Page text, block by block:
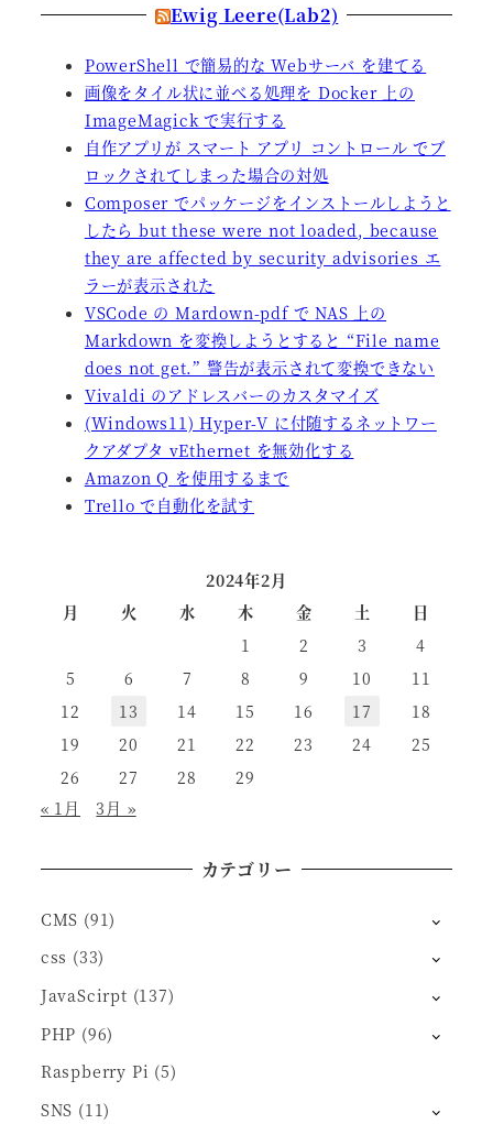
Ewig Leere(Lab2)
PowerShell で簡易的な Webサーバ を建てる
画像をタイル状に並べる処理を Docker 上の
ImageMagick で実行する
自作アプリが スマート アプリ コントロール でブ
ロックされてしまった場合の対処
Composer でパッケージをインストールしようと
したら but these were not loaded, because
they are affected by security advisories エ
ラーが表示された
VSCode の Mardown-pdf で NAS 上の
Markdown を変換しようとすると “File name
does not get.” 警告が表示されて変換できない
Vivaldi のアドレスバーのカスタマイズ
(Windows11) Hyper-V に付随するネットワー
クアダプタ vEthernet を無効化する
Amazon Q を使用するまで
Trello で自動化を試す
2024年2月
月
火 水 木 金 土
日
1
2 3
4
5
6 7 8 9 10
11
12
13 14 15 16 17
18
19
20 21 22 23 24
25
26
27 28
29
« 1月
3月 »
カテゴリー
CMS (91)
css (33)
JavaScirpt (137)
PHP (96)
Raspberry Pi (5)
SNS (11)